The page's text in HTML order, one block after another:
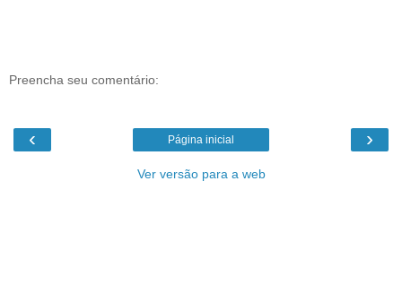
Preencha seu comentário:
‹ ›
Página inicial
Ver versão para a web